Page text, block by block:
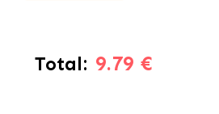
Total: 9.79 €